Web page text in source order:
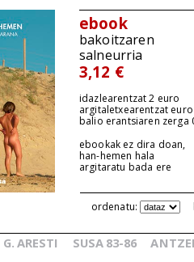
ebook
bakoitzaren
salneurria
3,12 €
idazlearentzat 2 euro
argitaletxearentzat euro
balio erantsiaren zerga
ebookak ez dira doan,
han-hemen hala
argitaratu bada ere
ordenatu:
G. ARESTI SUSA 83-86